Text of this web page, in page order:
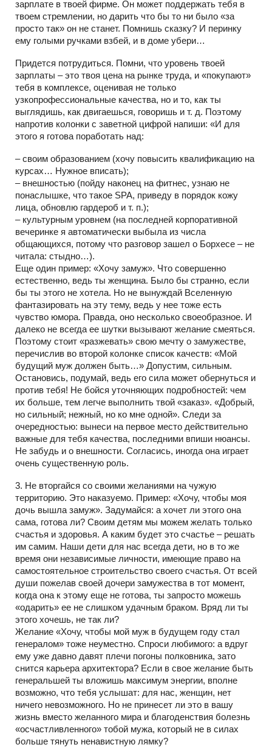
зарплате в твоей фирме. Он может поддержать тебя в
твоем стремлении, но дарить что бы то ни было «за
просто так» он не станет. Помнишь сказку? И перинку
ему голыми ручками взбей, и в доме убери…
Придется потрудиться. Помни, что уровень твоей
зарплаты – это твоя цена на рынке труда, и «покупают»
тебя в комплексе, оценивая не только
узкопрофессиональные качества, но и то, как ты
выглядишь, как двигаешься, говоришь и т. д. Поэтому
напротив колонки с заветной цифрой напиши: «И для
этого я готова поработать над:
– своим образованием (хочу повысить квалификацию на
курсах… Нужное вписать);
– внешностью (пойду наконец на фитнес, узнаю не
понаслышке, что такое SPA, приведу в порядок кожу
лица, обновлю гардероб и т. п.);
– культурным уровнем (на последней корпоративной
вечеринке я автоматически выбыла из числа
общающихся, потому что разговор зашел о Борхесе – не
читала: стыдно…).
Еще один пример: «Хочу замуж». Что совершенно
естественно, ведь ты женщина. Было бы странно, если
бы ты этого не хотела. Но не вынуждай Вселенную
фантазировать на эту тему, ведь у нее тоже есть
чувство юмора. Правда, оно несколько своеобразное. И
далеко не всегда ее шутки вызывают желание смеяться.
Поэтому стоит «разжевать» свою мечту о замужестве,
перечислив во второй колонке список качеств: «Мой
будущий муж должен быть…» Допустим, сильным.
Остановись, подумай, ведь его сила может обернуться и
против тебя! Не бойся уточняющих подробностей: чем
их больше, тем легче выполнить твой «заказ». «Добрый,
но сильный; нежный, но ко мне одной». Следи за
очередностью: вынеси на первое место действительно
важные для тебя качества, последними впиши нюансы.
Не забудь и о внешности. Согласись, иногда она играет
очень существенную роль.
3. Не вторгайся со своими желаниями на чужую
территорию. Это наказуемо. Пример: «Хочу, чтобы моя
дочь вышла замуж». Задумайся: а хочет ли этого она
сама, готова ли? Своим детям мы можем желать только
счастья и здоровья. А каким будет это счастье – решать
им самим. Наши дети для нас всегда дети, но в то же
время они независимые личности, имеющие право на
самостоятельное строительство своего счастья. От всей
души пожелав своей дочери замужества в тот момент,
когда она к этому еще не готова, ты запросто можешь
«одарить» ее не слишком удачным браком. Вряд ли ты
этого хочешь, не так ли?
Желание «Хочу, чтобы мой муж в будущем году стал
генералом» тоже неуместно. Спроси любимого: а вдруг
ему уже давно давят плечи погоны полковника, зато
снится карьера архитектора? Если в свое желание быть
генеральшей ты вложишь максимум энергии, вполне
возможно, что тебя услышат: для нас, женщин, нет
ничего невозможного. Но не принесет ли это в вашу
жизнь вместо желанного мира и благоденствия болезнь
«осчастливленного» тобой мужа, который не в силах
больше тянуть ненавистную лямку?